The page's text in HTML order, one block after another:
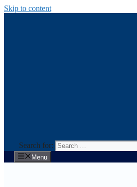
Skip to content
Search for:
Menu